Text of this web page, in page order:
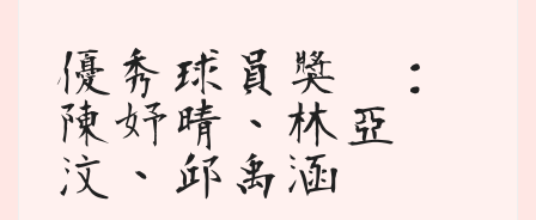
優秀球員獎 ：
陳妤晴、林亞
汶、邱禹涵